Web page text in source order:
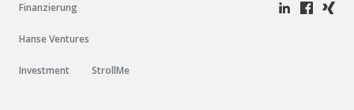
Finanzierung
Hanse Ventures
Investment StrollMe